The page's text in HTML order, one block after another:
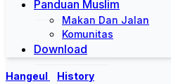
Panduan Muslim
Makan Dan Jalan
Komunitas
Download
Hangeul History